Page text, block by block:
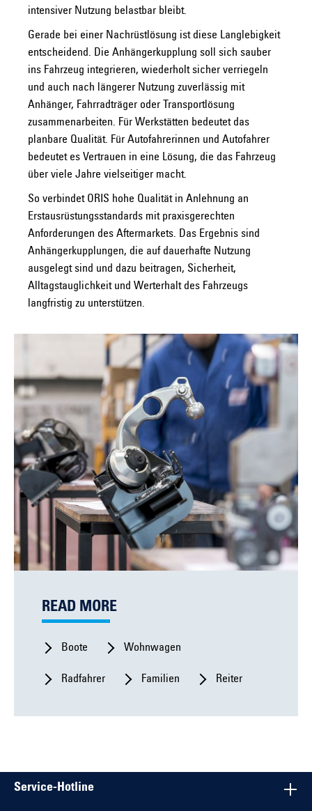
intensiver Nutzung belastbar bleibt.
Gerade bei einer Nachrüstlösung ist diese Langlebigkeit
entscheidend. Die Anhängerkupplung soll sich sauber
ins Fahrzeug integrieren, wiederholt sicher verriegeln
und auch nach längerer Nutzung zuverlässig mit
Anhänger, Fahrradträger oder Transportlösung
zusammenarbeiten. Für Werkstätten bedeutet das
planbare Qualität. Für Autofahrerinnen und Autofahrer
bedeutet es Vertrauen in eine Lösung, die das Fahrzeug
über viele Jahre vielseitiger macht.
So verbindet ORIS hohe Qualität in Anlehnung an
Erstausrüstungsstandards mit praxisgerechten
Anforderungen des Aftermarkets. Das Ergebnis sind
Anhängerkupplungen, die auf dauerhafte Nutzung
ausgelegt sind und dazu beitragen, Sicherheit,
Alltagstauglichkeit und Werterhalt des Fahrzeugs
langfristig zu unterstützen.
READ MORE
Boote Wohnwagen
Radfahrer Familien Reiter
Service-Hotline